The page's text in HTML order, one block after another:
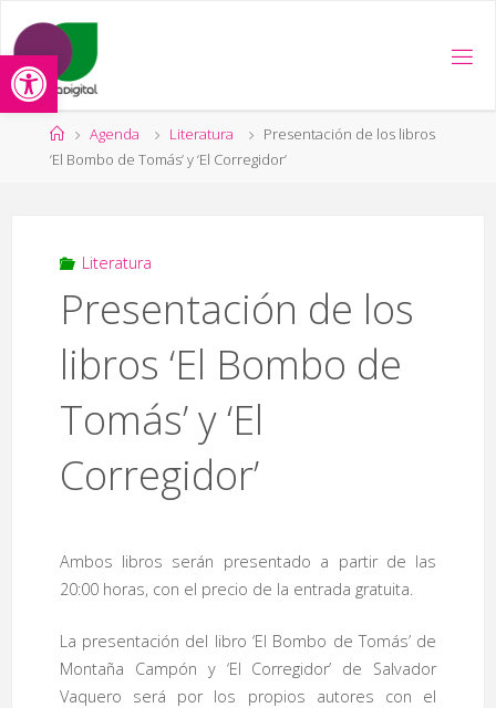
Abrir barra de herramientas
contenido
Página
de
Agenda Literatura
Presentación de los libros
‘El Bombo de Tomás’ y ‘El Corregidor’
Literatura
Presentación de los
libros ‘El Bombo de
Tomás’ y ‘El
Corregidor’
Ambos libros serán presentado a partir de las
20:00 horas, con el precio de la entrada gratuita.
La presentación del libro ‘El Bombo de Tomás’ de
Montaña Campón y ‘El Corregidor’ de Salvador
Vaquero será por los propios autores con el